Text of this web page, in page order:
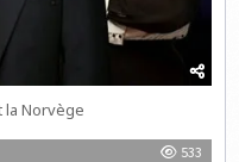
la Norvège
533